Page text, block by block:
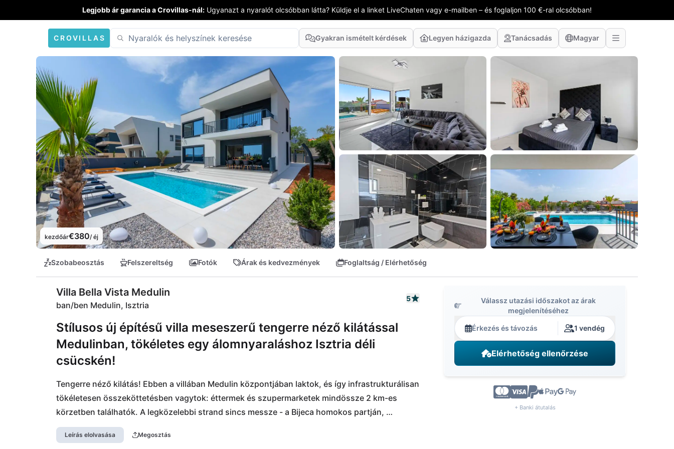
Legjobb ár garancia a Crovillas-nál: Ugyanazt a nyaralót olcsóbban látta? Küldje el a linket LiveChaten vagy e-mailben – és foglaljon 100 €-ral olcsóbban!
CROVILLAS Gyakran ismételt kérdések Legyen házigazda Tanácsadás Magyar
kezdőár€380/ éj
Szobabeosztás Felszereltség Fotók Árak és kedvezmények Foglaltság / Elérhetőség
Villa Bella Vista Medulin
ban/ben Medulin, Isztria
5
Stílusos új építésű villa meseszerű tengerre néző kilátással
Medulinban, tökéletes egy álomnyaraláshoz Isztria déli
csücskén!
Tengerre néző kilátás! Ebben a villában Medulin központjában laktok, és így infrastrukturálisan
tökéletesen összeköttetésben vagytok: éttermek és szupermarketek mindössze 2 km-es
körzetben találhatók. A legközelebbi strand sincs messze - a Bijeca homokos partján,
körülbelül 2,5 km-re, hosszú napokat tölthettek a tengernél. Gyalog sétálhattok a nyüzsgő
tengerparti sétányhoz, ahol remek pihenési lehetőségeket találtok. A part mentén további
Leírás elolvasása Megosztás
Válassz utazási időszakot az árak
megjelenítéséhez
Érkezés és távozás 1 vendég
Elérhetőség ellenőrzése
+ Banki átutalás